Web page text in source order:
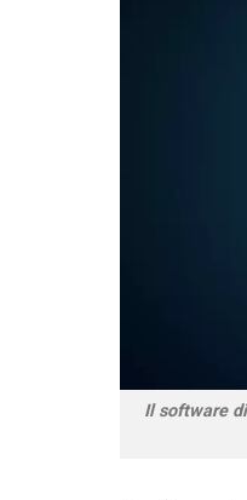
Il software